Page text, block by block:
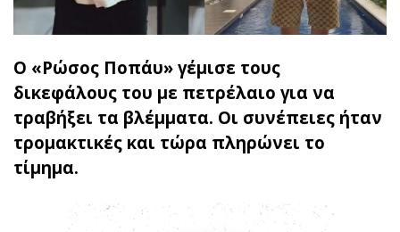
Ο «Ρώσος Ποπάυ» γέμισε τους
δικεφάλους του με πετρέλαιο για να
τραβήξει τα βλέμματα. Οι συνέπειες ήταν
τρομακτικές και τώρα πληρώνει το
τίμημα.